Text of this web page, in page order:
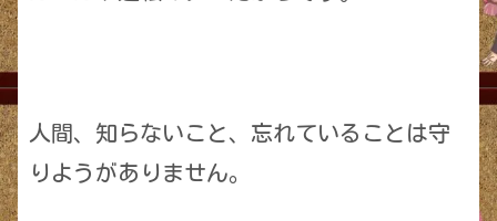
人間、知らないこと、忘れていることは守
りようがありません。